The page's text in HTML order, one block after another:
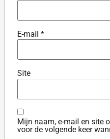
E-mail *
Site
Mijn naam, e-mail en site
voor de volgende keer